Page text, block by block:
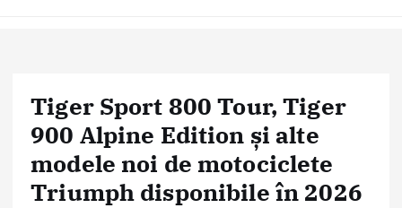
Tiger Sport 800 Tour, Tiger
900 Alpine Edition și alte
modele noi de motociclete
Triumph disponibile în 2026